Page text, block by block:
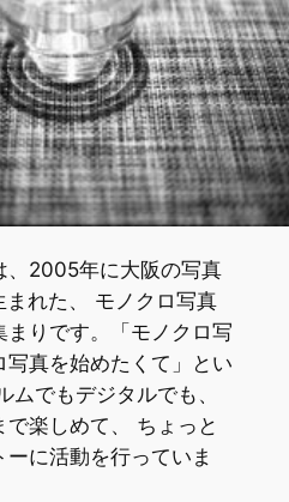
、2005年に大阪の写真
れた、 モノクロ写真
まりです。「モノクロ写
真を始めたくて」とい
ムでもデジタルでも、
楽しめて、 ちょっと
に活動を行っていま